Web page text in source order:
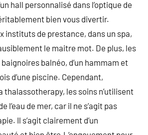
hall personnalisé dans l’optique de
bien vous divertir.
instituts de prestance, dans un spa,
le maitre mot. De plus, les
balnéo, d’un hammam et
d’une piscine. Cependant,
thalassotherapy, les soins n’utilisent
l’eau de mer, car il ne s’agit pas
Il s’agit clairement d’un